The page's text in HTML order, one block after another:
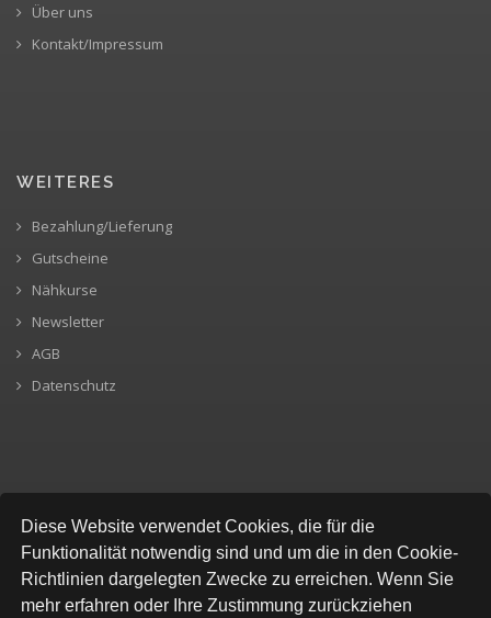
Diese Website verwendet Cookies, die für die
Funktionalität notwendig sind und um die in den Cookie-
Richtlinien dargelegten Zwecke zu erreichen. Wenn Sie
mehr erfahren oder Ihre Zustimmung zurückziehen
Über uns
Kontakt/Impressum
WEITERES
Bezahlung/Lieferung
Gutscheine
Nähkurse
Newsletter
AGB
Datenschutz
SICHERE BEZAHLUNG